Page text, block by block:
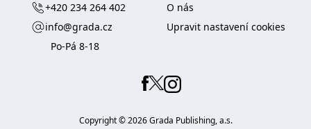
+420 234 264 402
info@grada.cz
Po-Pá 8-18
O nás
Upravit nastavení cookies
Copyright ©2026Grada Publishing, a.s.